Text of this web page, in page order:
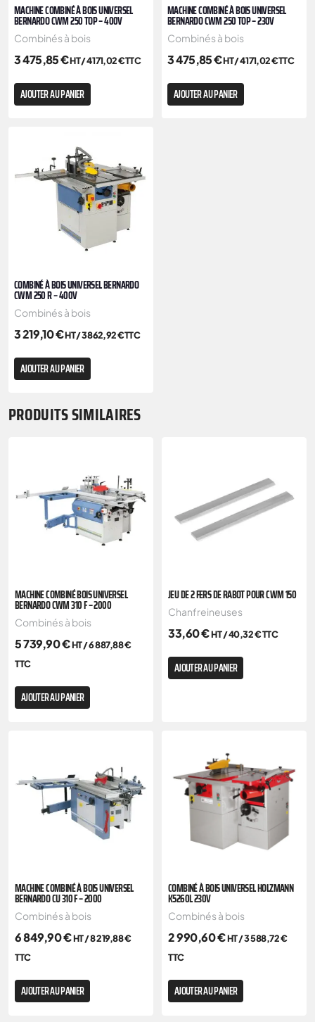
MACHINE COMBINÉ À BOIS UNIVERSEL
BERNARDO CWM 250 TOP – 400V
Combinés à bois
3 475,85€HT /4 171,02€TTC
AJOUTER AU PANIER
MACHINE COMBINÉ À BOIS UNIVERSEL
BERNARDO CWM 250 TOP – 230V
Combinés à bois
3 475,85€HT /4 171,02€TTC
AJOUTER AU PANIER
COMBINÉ À BOIS UNIVERSEL BERNARDO
CWM 250 R – 400V
Combinés à bois
3 219,10€HT /3 862,92€TTC
AJOUTER AU PANIER
PRODUITS SIMILAIRES
MACHINE COMBINÉ BOIS UNIVERSEL
BERNARDO CWM 310 F – 2000
Combinés à bois
5 739,90€HT /6 887,88€
TTC
AJOUTER AU PANIER
JEU DE 2 FERS DE RABOT POUR CWM 150
Chanfreineuses
33,60€HT /40,32€TTC
AJOUTER AU PANIER
MACHINE COMBINÉ À BOIS UNIVERSEL
BERNARDO CU 310 F – 2000
Combinés à bois
6 849,90€HT /8 219,88€
TTC
AJOUTER AU PANIER
COMBINÉ À BOIS UNIVERSEL HOLZMANN
K5260L 230V
Combinés à bois
2 990,60€HT /3 588,72€
TTC
AJOUTER AU PANIER